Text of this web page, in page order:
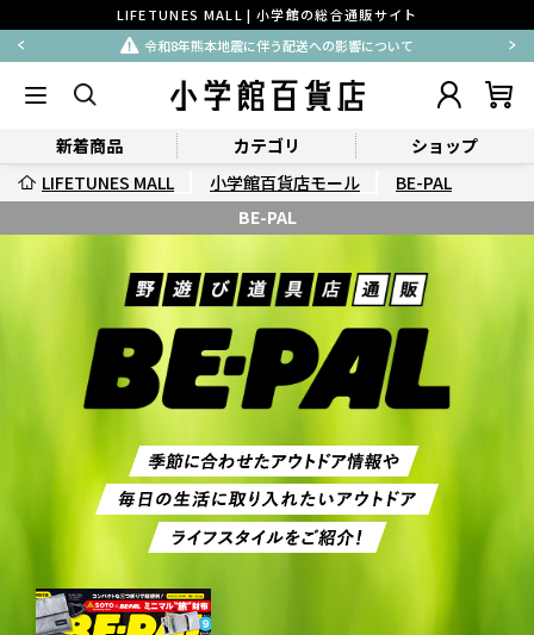
LIFETUNES MALL | 小学館の総合通販サイト
払込用紙による後払い決済一時停止のお知らせ
新着商品 カテゴリ
ショップ
LIFETUNES MALL
小学館百貨店モール
BE-PAL
BE-PAL